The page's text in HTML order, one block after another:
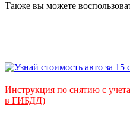
Также вы можете
Инструкция по снятию с учета
в ГИБДД)